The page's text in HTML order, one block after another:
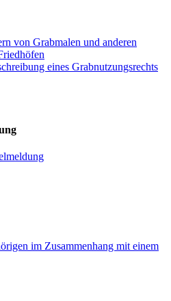
von Grabmalen und anderen
eines Grabnutzungsrechts
im Zusammenhang mit einem